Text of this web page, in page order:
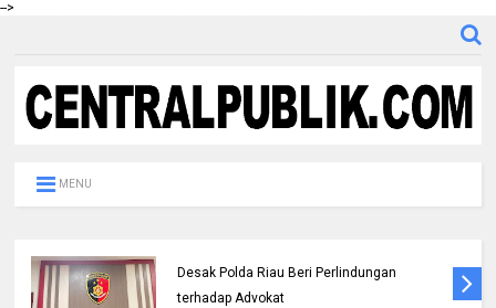
-->
MENU
Desak Polda Riau Beri Perlindungan
terhadap Advokat